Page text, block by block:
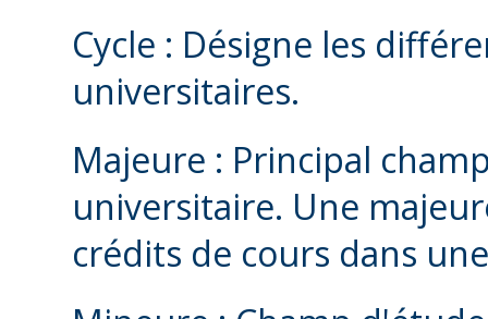
Cycle : Désigne les
universitaires.
Majeure : Principal
universitaire. Une
crédits de cours dans